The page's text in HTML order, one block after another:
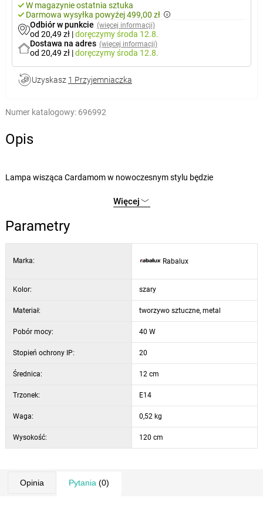
W magazynie ostatnia sztuka
Darmowa wysyłka powyżej 499,00 zł
Odbiór w punkcie (więcej informacji)
od 20,49 zł |doręczymyśroda 12.8.
Dostawa na adres (więcej informacji)
od 20,49 zł |doręczymyśroda 12.8.
Uzyskasz 1 Przyjemniaczka
Numer katalogowy: 696992
Opis
Lampa wisząca Cardamom w nowoczesnym stylu będzie
wykonana z metalu i drewna, może być przymocowana za pomocą
okrągłej, matowej, czarnej podstawy. Element przytrzymujący
głowicę lampy jest w kolorze srebrnego dębu, a klosz w kształcie
Oprawa oświetleniowa Cardamom może być używana z jedną
wybrać źródło światła o barwie ciepłej lub naturalnej białej. Ten model
Więcej
Parametry
Marka: Rabalux
Kolor: szary
Materiał: tworzywo sztuczne, metal
Pobór mocy: 40 W
Stopień ochrony IP: 20
Średnica: 12 cm
Trzonek: E14
Waga: 0,52 kg
Wysokość: 120 cm
Opinia Pytania (0)